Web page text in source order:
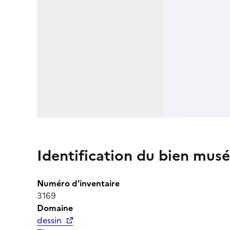
Identification du bien
Numéro d'inventaire
3169
Domaine
dessin